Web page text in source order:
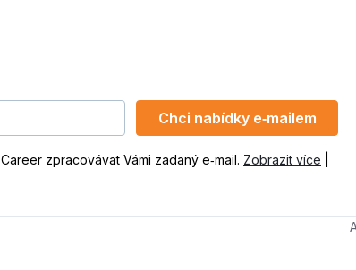
Chci nabídky e‑mailem
zpracovávat Vámi zadaný e‑mail. Zobrazit více